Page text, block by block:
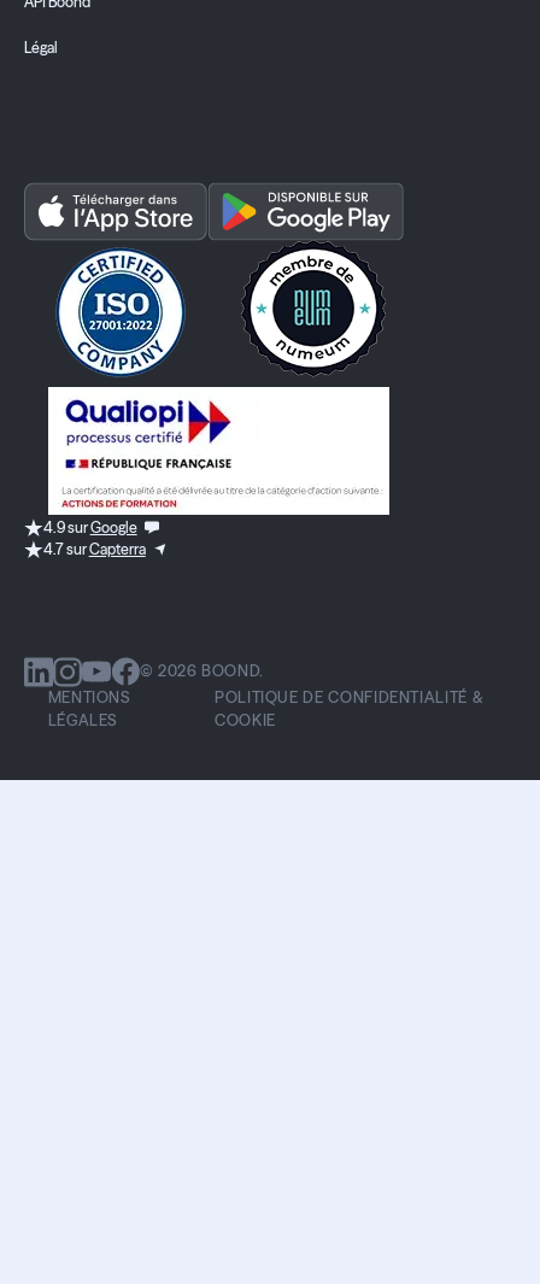
Légal
4.9 surGoogle
4.7 surCapterra
© 2026 BOOND.
MENTIONS
LÉGALES
POLITIQUE DE CONFIDENTIALITÉ &
COOKIE